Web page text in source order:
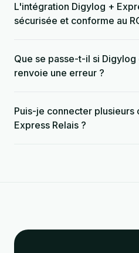
L'intégration Digylog +
sécurisée et conforme au
Que se passe-t-il si Digylog
renvoie une erreur ?
Puis-je connecter plusieurs
Express Relais ?